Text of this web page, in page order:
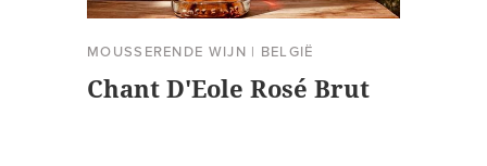
MOUSSERENDE WIJN | BELGIË
Chant D'Eole Rosé Brut